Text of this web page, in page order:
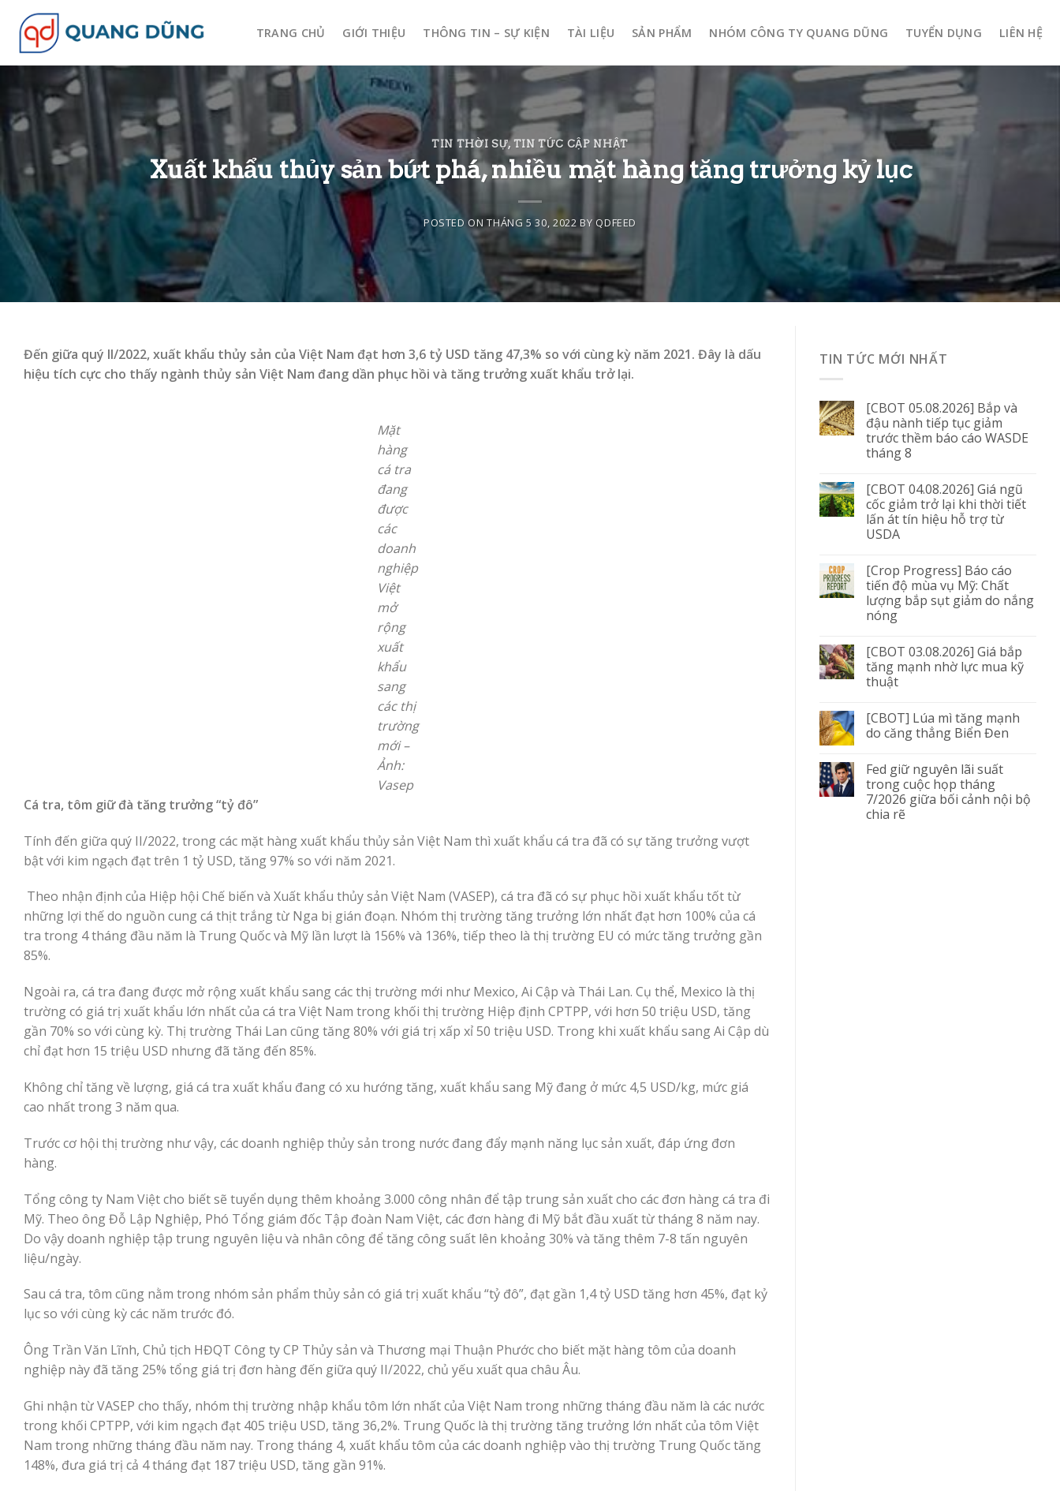
content
TRANG CHỦ GIỚI THIỆU THÔNG TIN – SỰ KIỆN TÀI LIỆU SẢN PHẨM NHÓM CÔNG TY QUANG DŨNG TUYỂN DỤNG LIÊN HỆ
TIN THỜI SỰ, TIN TỨC CẬP NHẬT
Xuất khẩu thủy sản bứt phá, nhiều mặt hàng tăng trưởng kỷ lục
POSTED ONTHÁNG 5 30, 2022 BY QDFEED
Đến giữa quý II/2022, xuất khẩu thủy sản của Việt Nam đạt hơn 3,6 tỷ USD tăng 47,3% so với cùng kỳ năm 2021. Đây là dấu
hiệu tích cực cho thấy ngành thủy sản Việt Nam đang dần phục hồi và tăng trưởng xuất khẩu trở lại.
Mặt
hàng
cá tra
đang
được
các
doanh
nghiệp
Việt
mở
rộng
xuất
khẩu
sang
các thị
trường
mới –
Ảnh:
Vasep
Cá tra, tôm giữ đà tăng trưởng “tỷ đô”
Tính đến giữa quý II/2022, trong các mặt hàng xuất khẩu thủy sản Việt Nam thì xuất khẩu cá tra đã có sự tăng trưởng vượt
bật với kim ngạch đạt trên 1 tỷ USD, tăng 97% so với năm 2021.
Theo nhận định của Hiệp hội Chế biến và Xuất khẩu thủy sản Việt Nam (VASEP), cá tra đã có sự phục hồi xuất khẩu tốt từ
những lợi thế do nguồn cung cá thịt trắng từ Nga bị gián đoạn. Nhóm thị trường tăng trưởng lớn nhất đạt hơn 100% của cá
tra trong 4 tháng đầu năm là Trung Quốc và Mỹ lần lượt là 156% và 136%, tiếp theo là thị trường EU có mức tăng trưởng gần
85%.
Ngoài ra, cá tra đang được mở rộng xuất khẩu sang các thị trường mới như Mexico, Ai Cập và Thái Lan. Cụ thể, Mexico là thị
trường có giá trị xuất khẩu lớn nhất của cá tra Việt Nam trong khối thị trường Hiệp định CPTPP, với hơn 50 triệu USD, tăng
gần 70% so với cùng kỳ. Thị trường Thái Lan cũng tăng 80% với giá trị xấp xỉ 50 triệu USD. Trong khi xuất khẩu sang Ai Cập dù
chỉ đạt hơn 15 triệu USD nhưng đã tăng đến 85%.
Không chỉ tăng về lượng, giá cá tra xuất khẩu đang có xu hướng tăng, xuất khẩu sang Mỹ đang ở mức 4,5 USD/kg, mức giá
cao nhất trong 3 năm qua.
Trước cơ hội thị trường như vậy, các doanh nghiệp thủy sản trong nước đang đẩy mạnh năng lục sản xuất, đáp ứng đơn
hàng.
Tổng công ty Nam Việt cho biết sẽ tuyển dụng thêm khoảng 3.000 công nhân để tập trung sản xuất cho các đơn hàng cá tra đi
Mỹ. Theo ông Đỗ Lập Nghiệp, Phó Tổng giám đốc Tập đoàn Nam Việt, các đơn hàng đi Mỹ bắt đầu xuất từ tháng 8 năm nay.
Do vậy doanh nghiệp tập trung nguyên liệu và nhân công để tăng công suất lên khoảng 30% và tăng thêm 7-8 tấn nguyên
liệu/ngày.
Sau cá tra, tôm cũng nằm trong nhóm sản phẩm thủy sản có giá trị xuất khẩu “tỷ đô”, đạt gần 1,4 tỷ USD tăng hơn 45%, đạt kỷ
lục so với cùng kỳ các năm trước đó.
Ông Trần Văn Lĩnh, Chủ tịch HĐQT Công ty CP Thủy sản và Thương mại Thuận Phước cho biết mặt hàng tôm của doanh
nghiệp này đã tăng 25% tổng giá trị đơn hàng đến giữa quý II/2022, chủ yếu xuất qua châu Âu.
Ghi nhận từ VASEP cho thấy, nhóm thị trường nhập khẩu tôm lớn nhất của Việt Nam trong những tháng đầu năm là các nước
trong khối CPTPP, với kim ngạch đạt 405 triệu USD, tăng 36,2%. Trung Quốc là thị trường tăng trưởng lớn nhất của tôm Việt
Nam trong những tháng đầu năm nay. Trong tháng 4, xuất khẩu tôm của các doanh nghiệp vào thị trường Trung Quốc tăng
148%, đưa giá trị cả 4 tháng đạt 187 triệu USD, tăng gần 91%.
TIN TỨC MỚI NHẤT
[CBOT 05.08.2026] Bắp và
đậu nành tiếp tục giảm
trước thềm báo cáo WASDE
tháng 8
[CBOT 04.08.2026] Giá ngũ
cốc giảm trở lại khi thời tiết
lấn át tín hiệu hỗ trợ từ
USDA
[Crop Progress] Báo cáo
tiến độ mùa vụ Mỹ: Chất
lượng bắp sụt giảm do nắng
nóng
[CBOT 03.08.2026] Giá bắp
tăng mạnh nhờ lực mua kỹ
thuật
[CBOT] Lúa mì tăng mạnh
do căng thẳng Biển Đen
Fed giữ nguyên lãi suất
trong cuộc họp tháng
7/2026 giữa bối cảnh nội bộ
chia rẽ